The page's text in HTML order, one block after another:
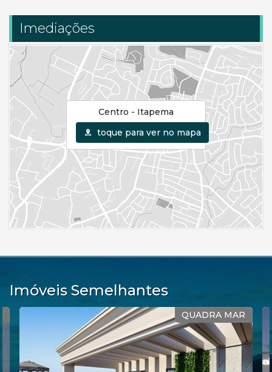
Imediações
Centro - Itapema
toque para ver no mapa
Imóveis Semelhantes
QUADRA MAR